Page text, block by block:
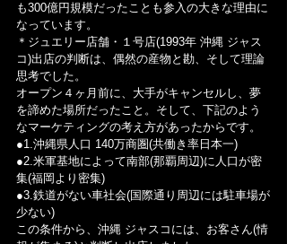
も300億円規模だったことも参入の大きな理由に
なっています。
＊ジュエリー店舗・１号店(1993年 沖縄 ジャス
コ)出店の判断は、偶然の産物と勘、そして理論
思考でした。
オープン４ヶ月前に、大手がキャンセルし、夢
を諦めた場所だったこと。そして、下記のよう
なマーケティングの考え方があったからです。
●1.沖縄県人口 140万商圏(共働き率日本一)
●2.米軍基地によって南部(那覇周辺)に人口が密
集(福岡より密集)
●3.鉄道がない車社会(国際通り周辺には駐車場が
少ない)
この条件から、沖縄 ジャスコには、お客さん(情